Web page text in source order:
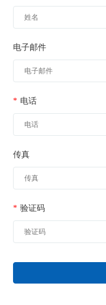
电子邮件
* 电话
传真
* 验证码